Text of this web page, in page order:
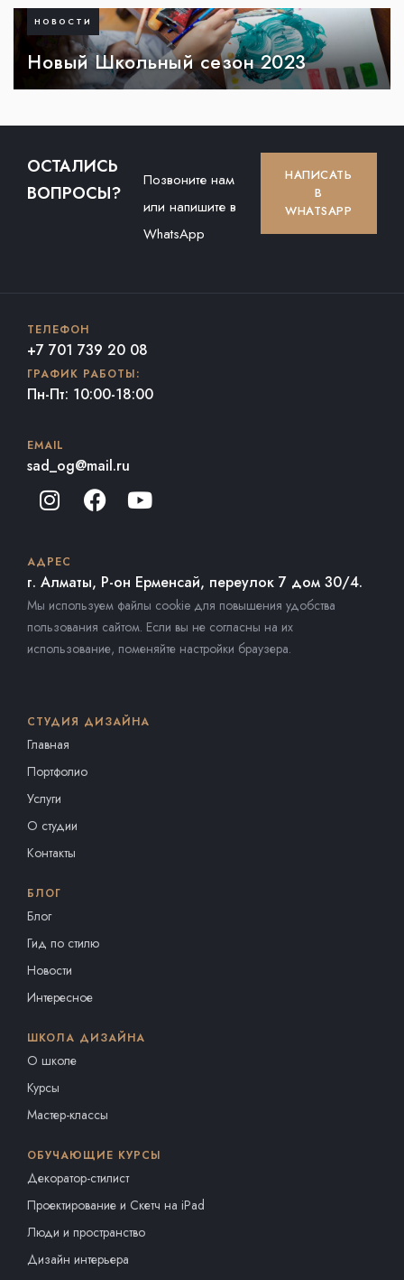
НОВОСТИ
Новый Школьный сезон 2023
ОСТАЛИСЬ
ВОПРОСЫ?
Позвоните нам
или напишите в
WhatsApp
НАПИСАТЬ
В
WHATSAPP
ТЕЛЕФОН
+7 701 739 20 08
ГРАФИК РАБОТЫ:
Пн-Пт: 10:00-18:00
EMAIL
sad_og@mail.ru
АДРЕС
г. Алматы, Р-он Ерменсай, переулок 7 дом 30/4.
Мы используем файлы cookie для повышения удобства
пользования сайтом. Если вы не согласны на их
использование, поменяйте настройки браузера.
СТУДИЯ ДИЗАЙНА
Главная
Портфолио
Услуги
О студии
Контакты
БЛОГ
Блог
Гид по стилю
Новости
Интересное
ШКОЛА ДИЗАЙНА
О школе
Курсы
Мастер-классы
ОБУЧАЮЩИЕ КУРСЫ
Декоратор-стилист
Проектирование и Скетч на iPad
Люди и пространство
Дизайн интерьера